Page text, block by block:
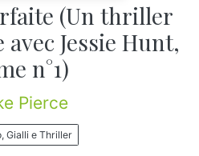
(Un thriller
Jessie Hunt,
n°1)
Pierce
Gialli e Thriller